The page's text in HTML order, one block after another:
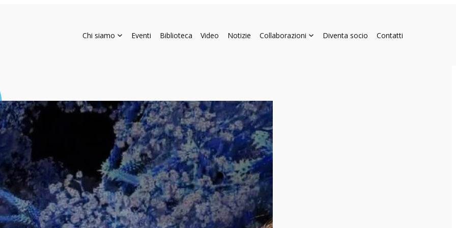
Chi siamo Eventi Biblioteca Video Notizie Collaborazioni Diventa socio Contatti